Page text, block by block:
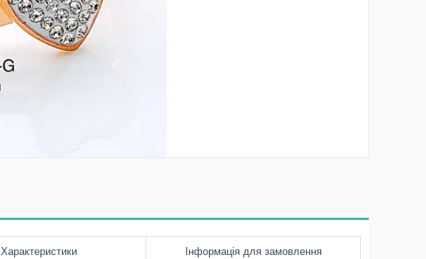
Характеристики Інформація для замовлення